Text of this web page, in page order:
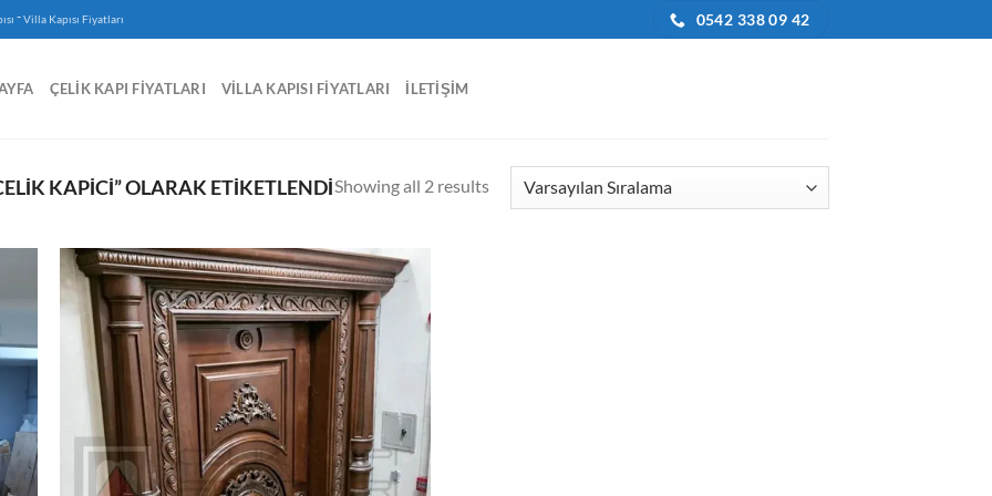
-Villa Kapısı Fiyatları 0542 338 09 42
ÇELIK KAPI FIYATLARI VILLA KAPISI FIYATLARI İLETIŞIM
KAPICI” OLARAK ETIKETLENDIShowing all 2 results